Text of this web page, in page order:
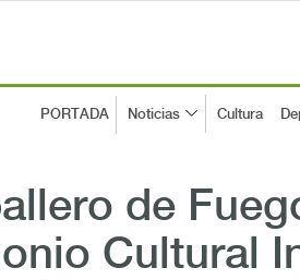
PORTADA Noticias Cultura
de
Cultural